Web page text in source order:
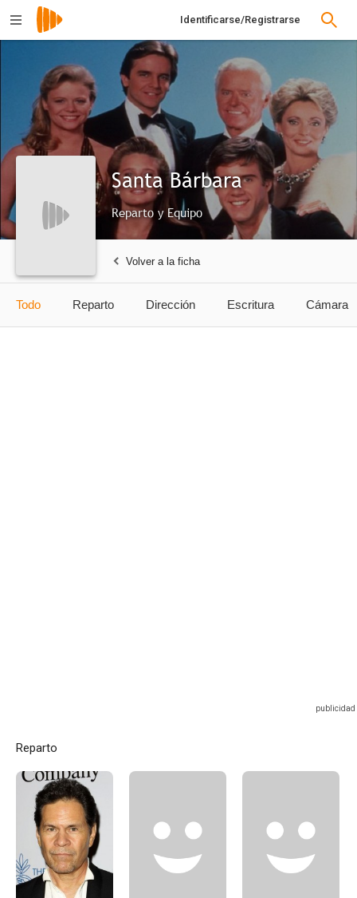
Identificarse/Registrarse
Santa Bárbara
Reparto y Equipo
Volver a la ficha
Todo Reparto Dirección Escritura Cámara
Reparto